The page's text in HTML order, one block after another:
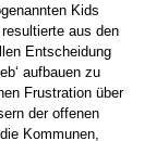
Kids
aus den
Entscheidung
aufbau­en zu
Frustration über
der offenen
Kommunen,